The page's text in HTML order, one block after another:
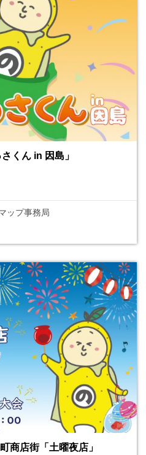
くん in 因島」
ップ事務局
商店街「土曜夜店」